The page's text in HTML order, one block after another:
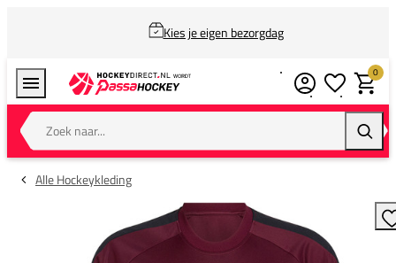
Kies je eigen bezorgdag
Zoek naar...
0
Alle Hockeykleding